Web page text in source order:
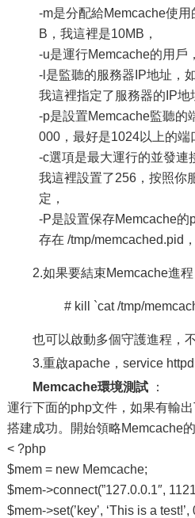
-m是分配給Memcache使
B，我這裡是10MB，
-u是運行Memcache的用戶
-l是監聽的服務器IP地址，
我這裡指定了服務器的IP地
-p是設置Memcache監聽的
000，最好是1024以上的端
-c選項是最大運行的並發連
我這裡設置了256，按照你
定，
-P是設置保存Memcache的
存在 /tmp/memcached.pid，
2.如果要結束Memcache進程
# kill `cat /tmp/
也可以啟動多個守護進程，
3.重啟apache，service
Memcache環境測試：
運行下面的php文件，如果有輸
搭建成功。開始領略Memcache的
< ?php
$mem = new Memcache;
$mem->connect(”127.0.0.1″,
$mem->set(’key’, ‘This is a test!’,